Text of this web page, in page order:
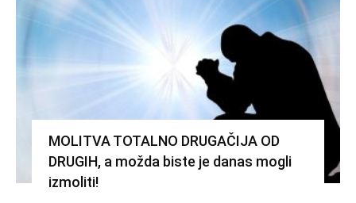
MOLITVA TOTALNO DRUGAČIJA OD
DRUGIH, a možda biste je danas mogli
izmoliti!